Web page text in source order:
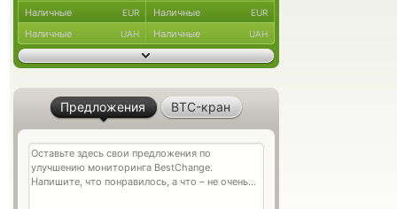
Наличные EUR Наличные EUR
Наличные UAH Наличные UAH
Предложения BTC-кран